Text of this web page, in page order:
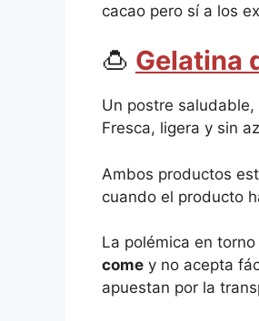
cacao pero sí a los
🍮 Gelatina
Un postre
Fresca, ligera y sin
Ambos productos
cuando el producto
La polémica en
come y no acepta
apuestan por la